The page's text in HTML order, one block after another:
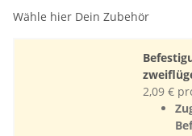
Wähle hier Dein Zubehör
2,09 €